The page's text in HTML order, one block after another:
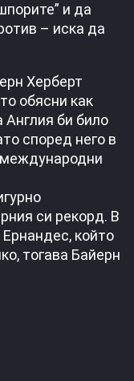
и да
– иска да
Херберт
обясни как
Англия би било
според него в
международни
си рекорд. В
който
тогава Байерн